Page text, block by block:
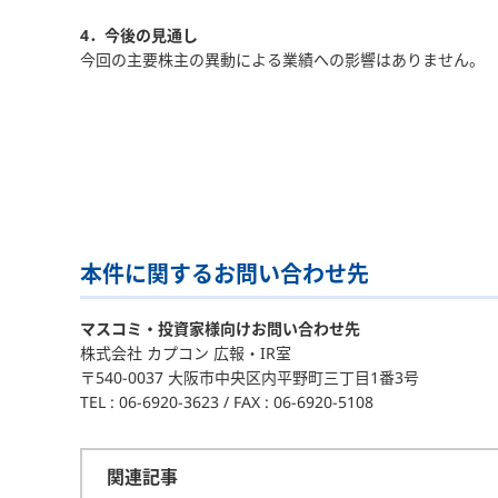
4．今後の見通し
今回の主要株主の異動による業績への影響はありません。
本件に関するお問い合わせ先
マスコミ・投資家様向けお問い合わせ先
株式会社 カプコン 広報・IR室
〒540-0037 大阪市中央区内平野町三丁目1番3号
TEL : 06-6920-3623 / FAX : 06-6920-5108
関連記事